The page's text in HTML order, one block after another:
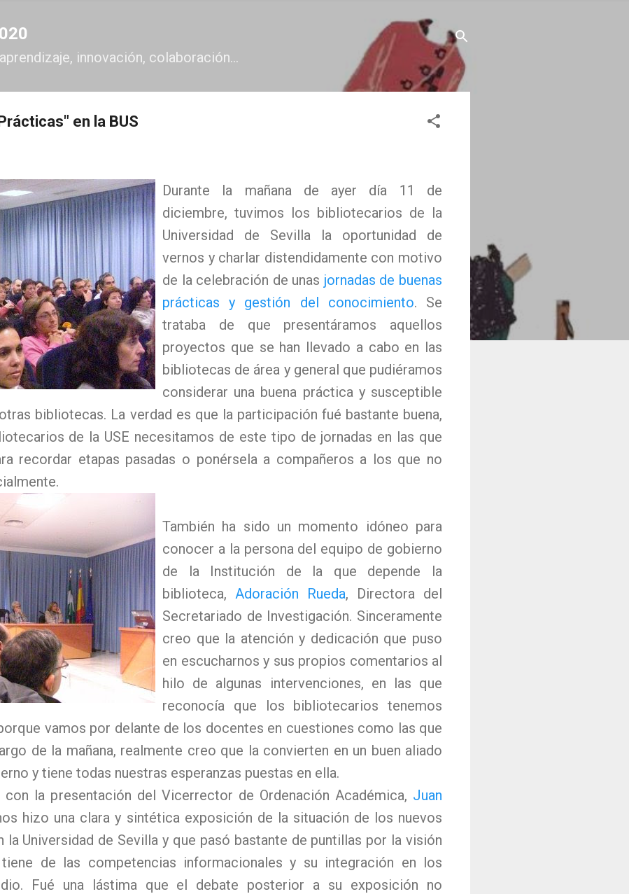
innovación, colaboración...
en la BUS
Durante la mañana de ayer día 11 de
diciembre, tuvimos los bibliotecarios de la
Universidad de Sevilla la oportunidad de
vernos y charlar distendidamente con motivo
de la celebración de unas jornadas de buenas
prácticas y gestión del conocimiento. Se
trataba de que presentáramos aquellos
proyectos que se han llevado a cabo en las
bibliotecas de área y general que pudiéramos
considerar una buena práctica y susceptible
bibliotecas. La verdad es que la participación fué bastante buena,
de la USE necesitamos de este tipo de jornadas en las que
recordar etapas pasadas o ponérsela a compañeros a los que no
También ha sido un momento idóneo para
conocer a la persona del equipo de gobierno
de la Institución de la que depende la
biblioteca, Adoración Rueda, Directora del
Secretariado de Investigación. Sinceramente
creo que la atención y dedicación que puso
en escucharnos y sus propios comentarios al
hilo de algunas intervenciones, en las que
reconocía que los bibliotecarios tenemos
vamos por delante de los docentes en cuestiones como las que
de la mañana, realmente creo que la convierten en un buen aliado
y tiene todas nuestras esperanzas puestas en ella.
la presentación del Vicerrector de Ordenación Académica, Juan
hizo una clara y sintética exposición de la situación de los nuevos
la Universidad de Sevilla y que pasó bastante de puntillas por la visión
de las competencias informacionales y su integración en los
Fué una lástima que el debate posterior a su exposición no